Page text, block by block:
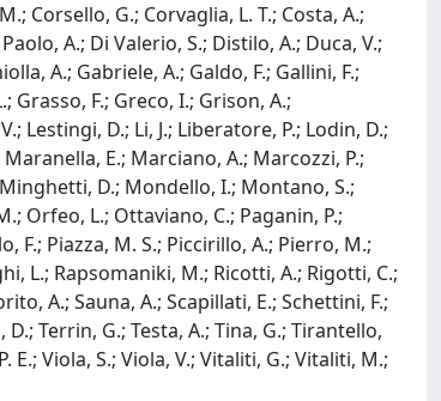
Corsello, G.; Corvaglia, L. T.; Costa, A.;
A.; Di Valerio, S.; Distilo, A.; Duca, V.;
A.; Gabriele, A.; Galdo, F.; Gallini, F.;
Grasso, F.; Greco, I.; Grison, A.;
Lestingi, D.; Li, J.; Liberatore, P.; Lodin, D.;
E.; Marciano, A.; Marcozzi, P.;
D.; Mondello, I.; Montano, S.;
Orfeo, L.; Ottaviano, C.; Paganin, P.;
F.; Piazza, M. S.; Piccirillo, A.; Pierro, M.;
L.; Rapsomaniki, M.; Ricotti, A.; Rigotti, C.;
A.; Sauna, A.; Scapillati, E.; Schettini, F.;
Terrin, G.; Testa, A.; Tina, G.; Tirantello,
E.; Viola, S.; Viola, V.; Vitaliti, G.; Vitaliti, M.;